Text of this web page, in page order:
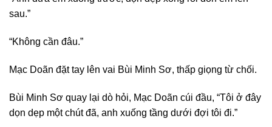
sau.”
“Không cần đâu.”
Mạc Doãn đặt tay lên vai Bùi Minh Sơ, thấp giọng từ chối.
Bùi Minh Sơ quay lại dò hỏi, Mạc Doãn cúi đầu, “Tôi ở đây
dọn dẹp một chút đã, anh xuống tầng dưới đợi tôi đi.”